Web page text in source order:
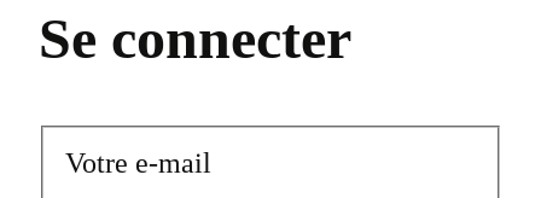
Se connecter
Votre e-mail